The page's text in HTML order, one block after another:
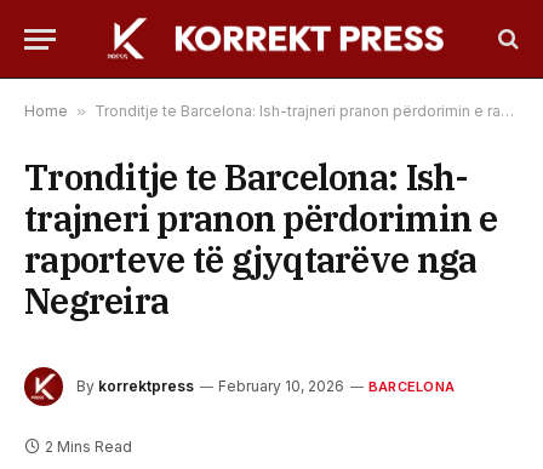
Home » Tronditje te Barcelona: Ish-trajneri pranon përdorimin e raporteve të gjyqtarëve nga Negreira
Tronditje te Barcelona: Ish-
trajneri pranon përdorimin e
raporteve të gjyqtarëve nga
Negreira
By korrektpress February 10, 2026 BARCELONA
2 Mins Read